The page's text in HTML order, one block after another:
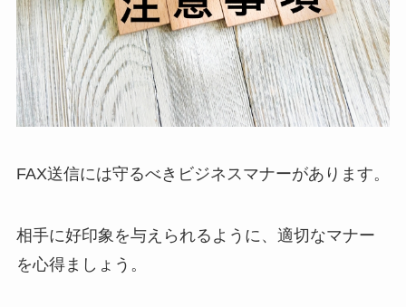
FAX送信には守るべきビジネスマナーがあります。
相手に好印象を与えられるように、適切なマナー
を心得ましょう。